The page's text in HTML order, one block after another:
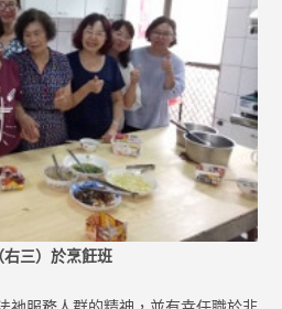
右三）於烹飪班